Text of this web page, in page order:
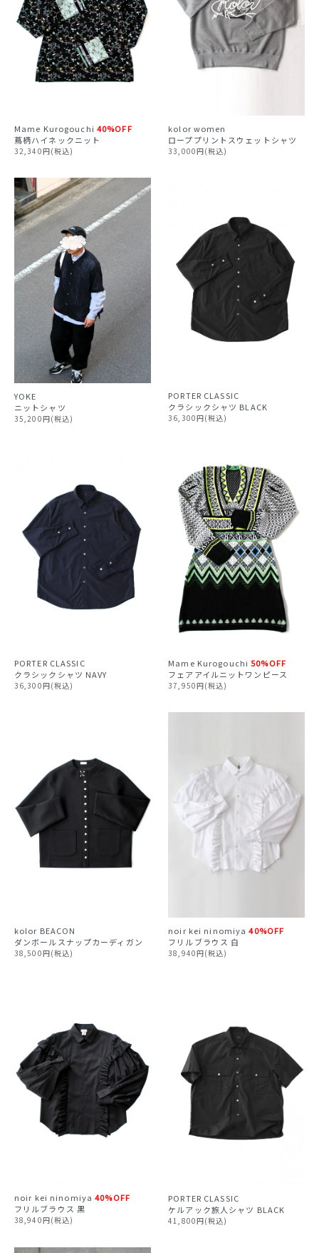
Mame Kurogouchi 40%OFF
蔦柄ハイネックニット
32,340円(税込)
kolor women
ローププリントスウェットシャツ
33,000円(税込)
YOKE
ニットシャツ
35,200円(税込)
PORTER CLASSIC
クラシックシャツ BLACK
36,300円(税込)
PORTER CLASSIC
クラシックシャツ NAVY
36,300円(税込)
Mame Kurogouchi 50%OFF
フェアアイルニットワンピース
37,950円(税込)
kolor BEACON
ダンボールスナップカーディガン
38,500円(税込)
noir kei ninomiya40%OFF
フリルブラウス 白
38,940円(税込)
noir kei ninomiya40%OFF
フリルブラウス 黒
38,940円(税込)
PORTER CLASSIC
ケルアック旅人シャツ BLACK
41,800円(税込)